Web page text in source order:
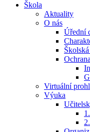
Škola
Aktuality
O nás
Úřední
Virtuální
Výuka